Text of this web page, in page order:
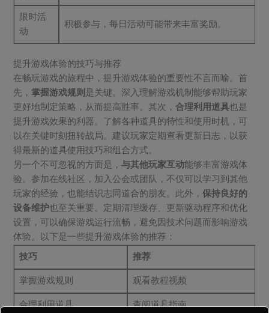
限时活
动
积极参与，每日活动可能带来丰富奖励。
提升游戏体验的技巧与推荐
在畅玩游戏的旅程中，提升游戏体验的重要性不言而喻。首
先，掌握游戏规则是关键。深入理解游戏机制能够帮助玩家
更好地制定策略，从而提高胜率。其次，合理利用道具也是
提升游戏效果的利器。了解各种道具的特性和使用时机，可
以在关键时刻扭转战局。建议玩家定期查看更新日志，以获
得最新的道具使用技巧和组合方式。
另一个不可忽视的方面是，与其他玩家互动能够丰富游戏体
验。参加在线社区，加入公会或团队，不仅可以学习到其他
玩家的经验，也能结识志同道合的朋友。此外，保持良好的
设备维护也至关重要。定期清理缓存、更新驱动程序和优化
设置，可以确保游戏运行流畅，避免因技术问题而影响游戏
体验。以下是一些提升游戏体验的推荐：
技巧
推荐
掌握游戏规则 观看教程视频
合理利用道具 查阅道具指南